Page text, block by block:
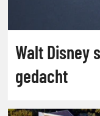
Walt Disney
gedacht